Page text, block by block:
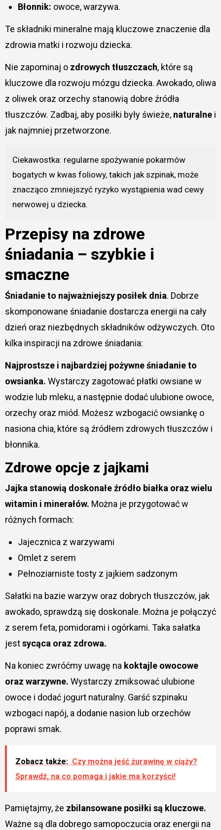
Błonnik: owoce, warzywa.
Te składniki mineralne mają kluczowe znaczenie dla
zdrowia matki i rozwoju dziecka.
Nie zapominaj o zdrowych tłuszczach, które są
kluczowe dla rozwoju mózgu dziecka. Awokado, oliwa
z oliwek oraz orzechy stanowią dobre źródła
tłuszczów. Zadbaj, aby posiłki były świeże, naturalnei
jak najmniej przetworzone.
Ciekawostka: regularne spożywanie pokarmów
bogatych w kwas foliowy, takich jak szpinak, może
znacząco zmniejszyć ryzyko wystąpienia wad cewy
nerwowej u dziecka.
Przepisy na zdrowe
śniadania – szybkie i
smaczne
Śniadanie to najważniejszy posiłek dnia. Dobrze
skomponowane śniadanie dostarcza energii na cały
dzień oraz niezbędnych składników odżywczych. Oto
kilka inspiracji na zdrowe śniadania:
Najprostsze i najbardziej pożywne śniadanie to
owsianka. Wystarczy zagotować płatki owsiane w
wodzie lub mleku, a następnie dodać ulubione owoce,
orzechy oraz miód. Możesz wzbogacić owsiankę o
nasiona chia, które są źródłem zdrowych tłuszczów i
błonnika.
Zdrowe opcje z jajkami
Jajka stanowią doskonałe źródło białka oraz wielu
witamin i minerałów. Można je przygotować w
różnych formach:
Jajecznica z warzywami
Omlet z serem
Pełnoziarniste tosty z jajkiem sadzonym
Sałatki na bazie warzyw oraz dobrych tłuszczów, jak
awokado, sprawdzą się doskonale. Można je połączyć
z serem feta, pomidorami i ogórkami. Taka sałatka
jestsycąca oraz zdrowa.
Na koniec zwróćmy uwagę na koktajle owocowe
oraz warzywne. Wystarczy zmiksować ulubione
owoce i dodać jogurt naturalny. Garść szpinaku
wzbogaci napój, a dodanie nasion lub orzechów
poprawi smak.
Zobacz także: Czy można jeść żurawinę w ciąży?
Sprawdź, na co pomaga i jakie ma korzyści!
Pamiętajmy, że zbilansowane posiłki są kluczowe.
Ważne są dla dobrego samopoczucia oraz energii na